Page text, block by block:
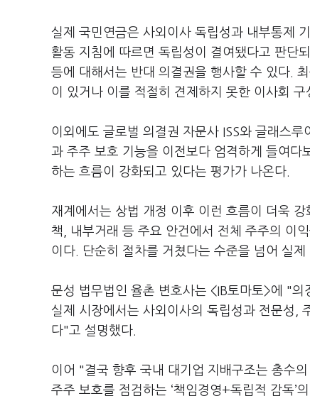
실제 국민연금은 사외이사 독립성과 내부통제
활동 지침에 따르면 독립성이 결여됐다고 판단
등에 대해서는 반대 의결권을 행사할 수 있다.
이 있거나 이를 적절히 견제하지 못한 이사회
이외에도 글로벌 의결권 자문사 ISS와 글래스
과 주주 보호 기능을 이전보다 엄격하게 들여다
하는 흐름이 강화되고 있다는 평가가 나온다.
재계에서는 상법 개정 이후 이런 흐름이 더욱
책, 내부거래 등 주요 안건에서 전체 주주의 이
이다. 단순히 절차를 거쳤다는 수준을 넘어 실
문성 법무법인 율촌 변호사는 <IB토마토>에 "
실제 시장에서는 사외이사의 독립성과 전문성,
다"고 설명했다.
이어 "결국 향후 국내 대기업 지배구조는 총수
주주 보호를 점검하는 ‘책임경영+독립적 감독’